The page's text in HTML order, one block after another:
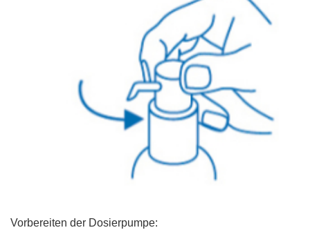
Vorbereiten der Dosierpumpe: